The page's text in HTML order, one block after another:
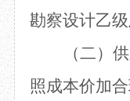
勘察设计乙级
（二）
照成本价加